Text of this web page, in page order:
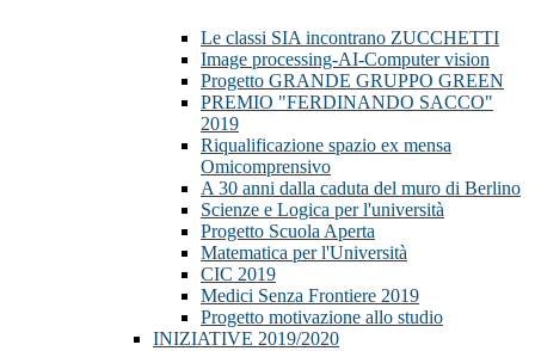
Le classi SIA incontrano ZUCCHETTI
Image processing-AI-Computer vision
Progetto GRANDE GRUPPO GREEN
PREMIO "FERDINANDO SACCO"
2019
Riqualificazione spazio ex mensa
Omicomprensivo
A 30 anni dalla caduta del muro di Berlino
Scienze e Logica per l'università
Progetto Scuola Aperta
Matematica per l'Università
CIC 2019
Medici Senza Frontiere 2019
Progetto motivazione allo studio
INIZIATIVE 2019/2020